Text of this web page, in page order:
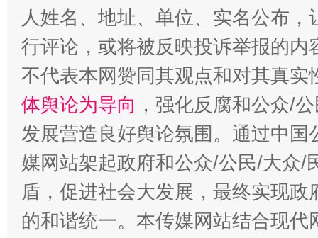
人姓名、地址、单位、实名公布
行评论，或将被反映投诉举报的
不代表本网赞同其观点和对其真实
体舆论为导向 ，强化反腐和公众/
发展营造良好舆论氛围。通过中
媒网站架起政府和公众/公民/大众/
盾，促进社会大发展，最终实现
的和谐统一。本传媒网站结合现